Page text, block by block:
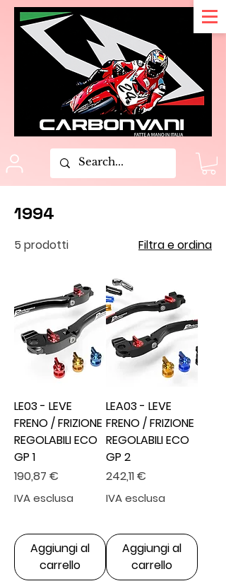
1994
5 prodotti Filtra e ordina
LE03 - LEVE
FRENO / FRIZIONE
REGOLABILI ECO
GP 1
Prezzo
190,87 €
IVA esclusa
Aggiungi al
carrello
LEA03 - LEVE
FRENO / FRIZIONE
REGOLABILI ECO
GP 2
Prezzo
242,11 €
IVA esclusa
Aggiungi al
carrello